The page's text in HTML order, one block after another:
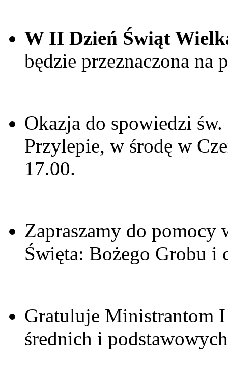
W II Dzień Świąt
będzie przeznaczona na
Okazja do spowiedzi
Przylepie, w środę w
17.00.
Zapraszamy do
Święta: Bożego Grobu i
Gratuluje Ministrantom I
średnich i podstawowych